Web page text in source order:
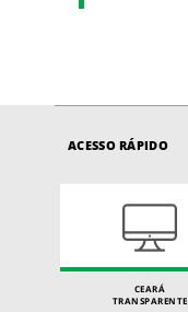
ACESSO RÁPIDO
CEARÁ
TRANSPARENTE